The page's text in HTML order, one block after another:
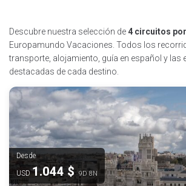
Descubre nuestra selección de4 circuitos
Europamundo Vacaciones. Todos los
transporte, alojamiento, guía en español y las
destacadas de cada destino.
Desde
USD1.044 $ 9D 8N